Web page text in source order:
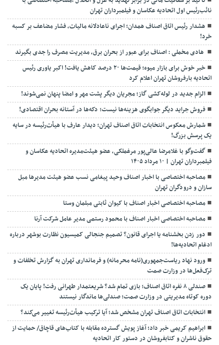
نائب‌رئیس اول اتحادیه عکاسان و فیلمبرداران تهران
هشدار رئیس اتاق اصناف همدان؛ اجرای ناعادلانه مالیات، فشار مضاعف بر کسبه
خرد!
هادی مخملی : اصناف برای عبور از بحران برق، مدیریت مصرف را جدی بگیرند
خبر خوش برای بازار میوه؛ قیمت‌ها ۲۰ درصد کاهش یافت! اکبر یاوری رئیس
اتحادیه بارفروشان تهران اعلام کرد
الزام جدید در لوله‌کشی گاز؛ مجریان دیگر پشت مهر و امضا پنهان نمی‌شوند!
فروش جراید دیگر جوابگوی هزینه‌ها نیست؛ دکه‌ها در آستانه بحران اقتصادی!
شمارش معکوس انتخابات اتاق اصناف تهران؛ دیدار عارف با هیأت‌رئیسه در سایه
یک پرسش بزرگ!
گفت‌وگو با غلامرضا عالی‌پور مرغملکی، عضو هیئت‌مدیره اتحادیه عکاسان و
فیلمبرداران تهران | ۱۰ مرداد ۱۴۰۵
مصاحبه اختصاصی با اخبار اصناف وحید پیغامی نسب عضو هیئت مدیرها مبل
سازان و درودگران تهران
مصاحبه اختصاصی اخبار اصناف با کیوان ثابتی مبلمان وستا
مصاحبه اختصاصی اخبار اصناف با محمود رستمی مدیر عامل شرکت آرنا
دور زدن بخشنامه یا اجرای قانون؟ تصمیم جنجالی کمیسیون نظارت بوشهر درباره
ادغام اتحادیه‌ها!
ورود نهاد ریاست‌جمهوری(نامه محرمانه) و فرمانداری تهران به گزارش تخلفات و
ترک‌فعل‌ها در وزارت صمت
صندلی ۸ نفره اتاق اصناف؛ بازی تمام شد؟ شریعتمدار طهرانی رفت! پایان یک
دوره کوتاه مدیریتی در وزارت صمت؛ صندلی‌ها ماندگار نیستند
انتخابات اتاق اصناف تهران مشخص شد؛ آیا ترکیب هیأت‌رئیسه تغییر می‌کند؟
ابراهیم کریمی خبر داد؛ آغاز پویش گسترده مقابله با کتاب‌های قاچاق/ حمایت از
حقوق ناشران و کتابفروشان در دستور کار اتحادیه